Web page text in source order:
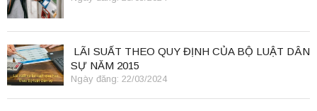
LÃI SUẤT THEO QUY ĐỊNH CỦA BỘ LUẬT DÂN
SỰ NĂM 2015
Ngày đăng: 22/03/2024